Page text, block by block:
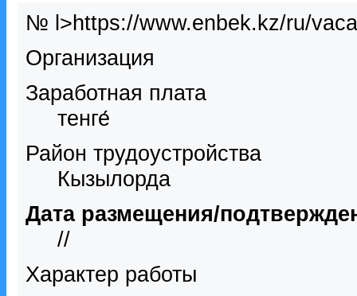
№ l>https://www.enbek.kz/ru/
Организация
Заработная плата
тенге́
Район трудоустройства
Кызылорда
Дата размещения/
//
Характер работы